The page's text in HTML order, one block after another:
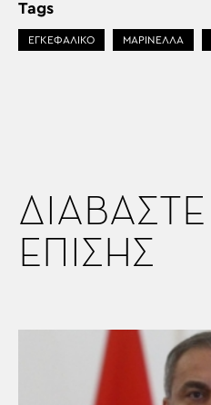
Tags
ΕΓΚΕΦΑΛΙΚΟ ΜΑΡΙΝΕΛΛΑ
ΔΙΑΒΑΣΤΕ
ΕΠΙΣΗΣ